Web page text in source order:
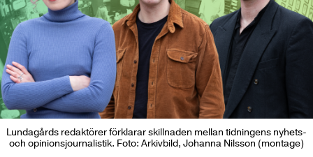
Lundagårds redaktörer förklarar skillnaden mellan tidningens nyhets-
och opinionsjournalistik. Foto: Arkivbild, Johanna Nilsson (montage)